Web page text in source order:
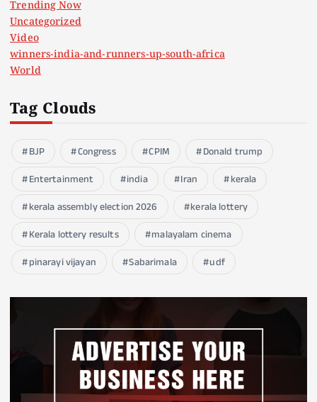
Trending Now
Uncategorized
Video
winners-india-and-runners-up-south-africa
World
Tag Clouds
BJP Congress CPIM
Donald trump
Entertainment
india Iran
kerala
kerala assembly election 2026
kerala lottery
Kerala lottery results
malayalam cinema
pinarayi vijayan
Sabarimala udf